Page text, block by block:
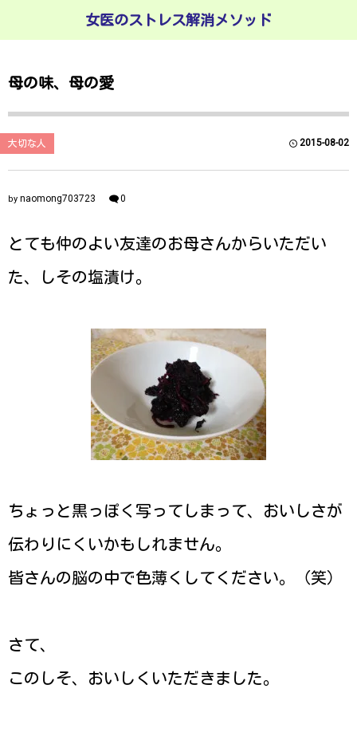
女医のストレス解消メソッド
母の味、母の愛
大切な人 2015-08-02
by naomong703723 0
とても仲のよい友達のお母さんからいただい
た、しその塩漬け。
ちょっと黒っぽく写ってしまって、おいしさが
伝わりにくいかもしれません。
皆さんの脳の中で色薄くしてください。（笑）
さて、
このしそ、おいしくいただきました。